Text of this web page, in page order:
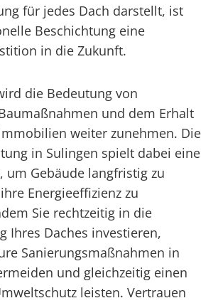
für jedes Dach darstellt, ist
Beschichtung eine
in die Zukunft.
die Bedeutung von
und dem Erhalt
weiter zunehmen. Die
in Sulingen spielt dabei eine
um Gebäude langfristig zu
Energieeffizienz zu
Sie rechtzeitig in die
Ihres Daches investieren,
Sanierungsmaßnahmen in
und gleichzeitig einen
leisten. Vertrauen